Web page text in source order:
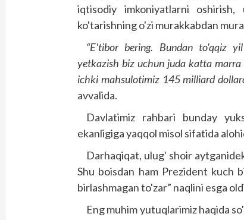
iqtisodiy imkoniyatlarni oshirish,
ko'tarishning o'zi murakkabdan
“E'tibor bering. Bundan to'qqiz
yetkazish biz uchun juda katta
ichki mahsulotimiz 145 milliard
avvalida.
Davlatimiz rahbari bunday
ekanligiga yaqqol misol sifatida
Darhaqiqat, ulug' shoir
Shu boisdan ham Prezident kuch
birlashmagan to'zar” naqlini esga
Eng muhim yutuqlarimiz haqida